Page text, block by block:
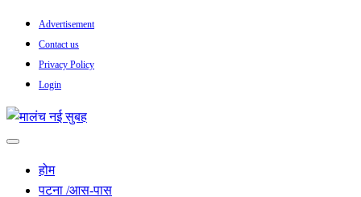
Skip
content
Advertisement
Contact us
Privacy Policy
Login
मालंच नई सुबह
होम
पटना /आस-पास